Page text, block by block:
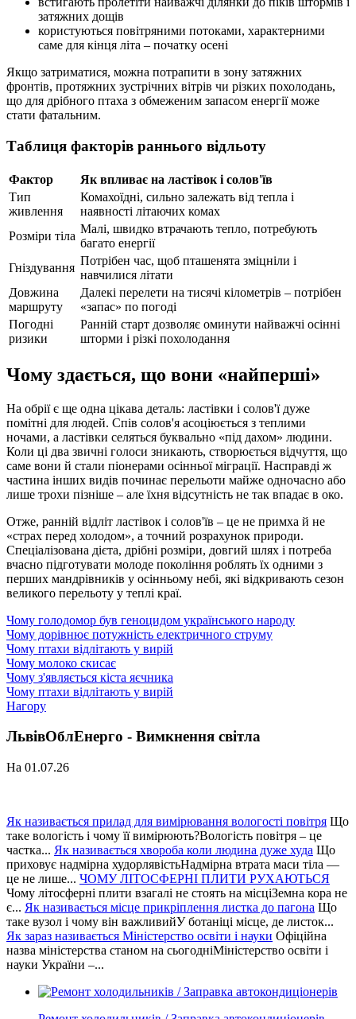
затяжних дощів
користуються повітряними потоками, характерними
саме для кінця літа – початку осені
Якщо затриматися, можна потрапити в зону затяжних
фронтів, протяжних зустрічних вітрів чи різких похолодань,
що для дрібного птаха з обмеженим запасом енергії може
стати фатальним.
Таблиця факторів раннього відльоту
Фактор
Як впливає на ластівок і солов'їв
Тип
живлення
Комахоїдні, сильно залежать від тепла і
наявності літаючих комах
Розміри тіла
Малі, швидко втрачають тепло, потребують
багато енергії
Гніздування
Потрібен час, щоб пташенята зміцніли і
навчилися літати
Довжина
маршруту
Далекі перелети на тисячі кілометрів – потрібен
«запас» по погоді
Погодні
ризики
Ранній старт дозволяє оминути найважчі осінні
шторми і різкі похолодання
Чому здається, що вони «найперші»
На обрії є ще одна цікава деталь: ластівки і солов'ї дуже
помітні для людей. Спів солов'я асоціюється з теплими
ночами, а ластівки селяться буквально «під дахом» людини.
Коли ці два звичні голоси зникають, створюється відчуття, що
саме вони й стали піонерами осінньої міграції. Насправді ж
частина інших видів починає перельоти майже одночасно або
лише трохи пізніше – але їхня відсутність не так впадає в око.
Отже, ранній відліт ластівок і солов'їв – це не примха й не
«страх перед холодом», а точний розрахунок природи.
Спеціалізована дієта, дрібні розміри, довгий шлях і потреба
вчасно підготувати молоде покоління роблять їх одними з
перших мандрівників у осінньому небі, які відкривають сезон
великого перельоту у теплі краї.
Чому голодомор був геноцидом українського народу
Чому дорівнює потужність електричного струму
Чому птахи відлітають у вирій
Чому молоко скисає
Чому з'являється кіста яєчника
Чому птахи відлітають у вирій
Нагору
ЛьвівОблЕнерго - Вимкнення світла
На 01.07.26
Як називається прилад для вимірювання вологості повітря Що
таке вологість і чому її вимірюють?Вологість повітря – це
частка... Як називається хвороба коли людина дуже худа Що
приховує надмірна худорлявістьНадмірна втрата маси тіла —
це не лише... ЧОМУ ЛІТОСФЕРНІ ПЛИТИ РУХАЮТЬСЯ
Чому літосферні плити взагалі не стоять на місціЗемна кора не
є... Як називається місце прикріплення листка до пагона Що
таке вузол і чому він важливийУ ботаніці місце, де листок...
Як зараз називається Міністерство освіти і науки Офіційна
назва міністерства станом на сьогодніМіністерство освіти і
науки України –...